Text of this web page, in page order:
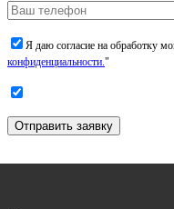
Я даю согласие на обработку
конфиденциальности."
Отправить заявку